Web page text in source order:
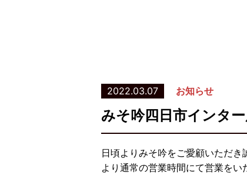
2022.03.07 お知らせ
みそ吟四日市インタ
日頃よりみそ吟をご愛顧いただ
より通常の営業時間にて営業を